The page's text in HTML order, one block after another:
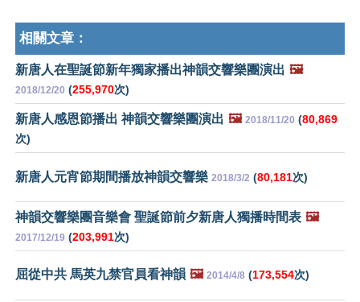
相關文章：
新唐人在聖誕節新年獨家播出神韻交響樂團演出 🖼️
2018/12/20 (255,970次)
新唐人感恩節播出 神韻交響樂團演出 🖼️ 2018/11/20 (80,869
次)
新唐人元宵節期間播放神韻交響樂 2018/3/2 (80,181次)
神韻交響樂團音樂會 聖誕節前夕新唐人獨播時間表 🖼️
2017/12/19 (203,991次)
屈從中共 馬英九禁官員看神韻 🖼️ 2014/4/8 (173,554次)